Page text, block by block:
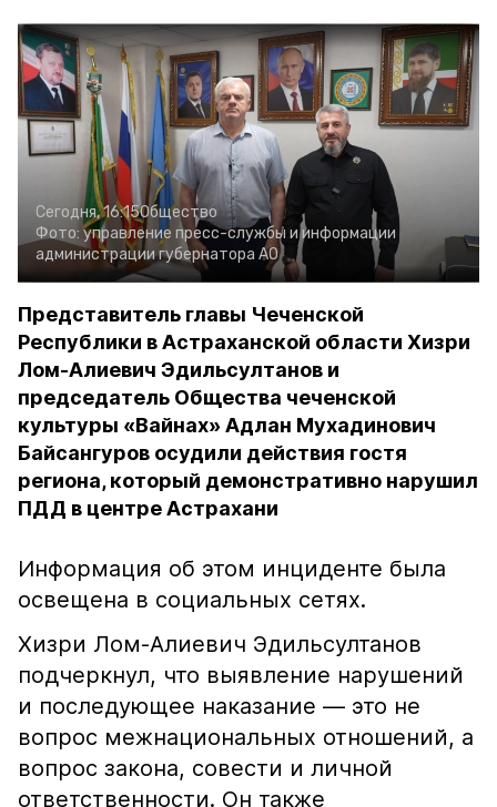
Сегодня, 16:15Общество
Фото: управление пресс-службы и информации
администрации губернатора АО
Представитель главы Чеченской
Республики в Астраханской области Хизри
Лом-Алиевич Эдильсултанов и
председатель Общества чеченской
культуры «Вайнах» Адлан Мухадинович
Байсангуров осудили действия гостя
региона, который демонстративно нарушил
ПДД в центре Астрахани
Информация об этом инциденте была
освещена в социальных сетях.
Хизри Лом-Алиевич Эдильсултанов
подчеркнул, что выявление нарушений
и последующее наказание — это не
вопрос межнациональных отношений, а
вопрос закона, совести и личной
ответственности. Он также